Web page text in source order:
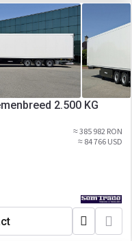
2.500 KG
≈ 385 982 RON
≈ 84 766 USD